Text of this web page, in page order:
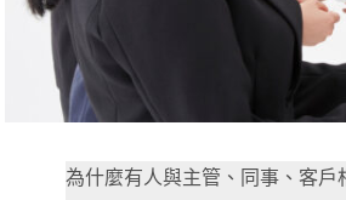
為什麼有人與主管、同事、客